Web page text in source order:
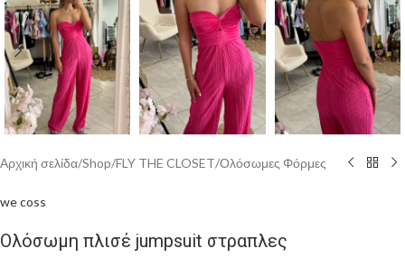
Αρχική σελίδα/Shop/FLY THE CLOSET/Ολόσωμες Φόρμες
we coss
Ολόσωμη πλισέ jumpsuit στραπλες